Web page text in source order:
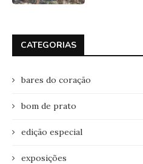
CATEGORIAS
bares do coração
bom de prato
edição especial
exposições